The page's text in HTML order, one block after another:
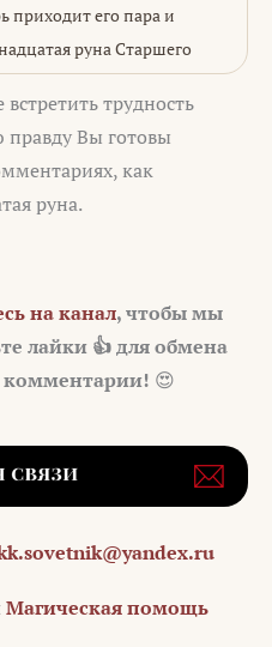
приходит его пара и
руна Старшего
трудность
Вы готовы
как
руна.
на канал, чтобы мы
лайки 👍 для обмена
комментарии! 😍
Магическая помощь